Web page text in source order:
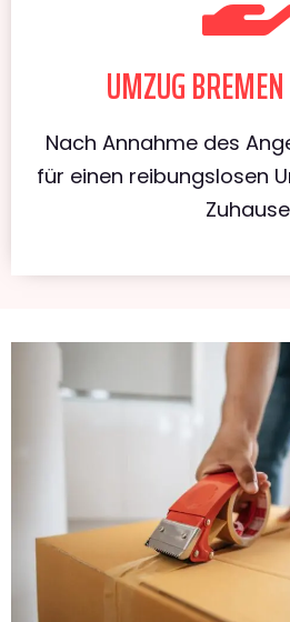
UMZUG
Nach Annahme des
für einen reibungslosen